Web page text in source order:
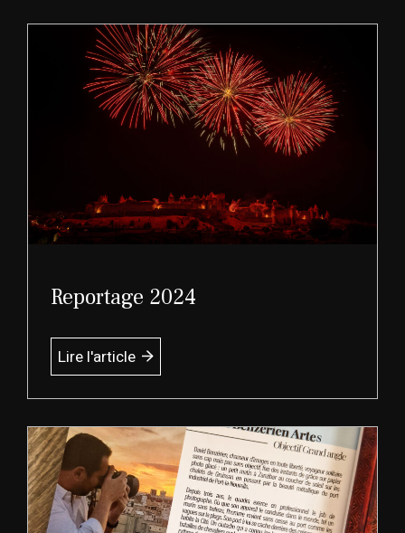
Reportage 2024
Lire l'article